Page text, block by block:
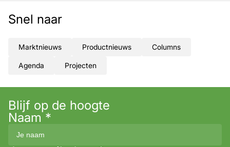
Snel naar
Marktnieuws Productnieuws Columns
Agenda Projecten
Blijf op de hoogte
Naam *